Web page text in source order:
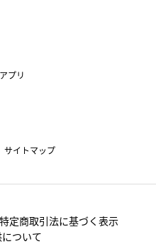
プリ
サイトマップ
定商取引法に基づく表示
ついて